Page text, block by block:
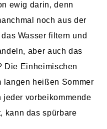
ewig darin, denn
noch aus der
Wasser filtern und
aber auch das
Die Einheimischen
langen heißen Sommer
vorbeikommende
kann das spürbare